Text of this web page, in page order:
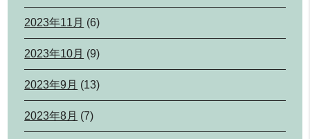
2023年11月 (6)
2023年10月 (9)
2023年9月 (13)
2023年8月 (7)